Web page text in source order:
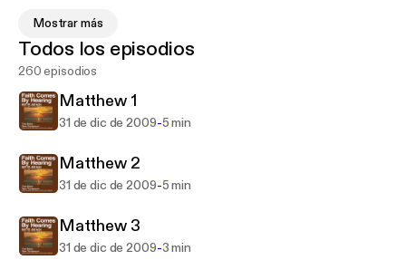
effects. For a list of other available languages go to
our website athttp://FaithComesByHearing.com
The mission of Faith Comes By Hearing is to bring
His Church together and make disciples from every
nation, tribe, language, and people: to give every
the New Testament in their heart language.
Mostrar más
Todos los episodios
260 episodios
Matthew 1
31 de dic de 2009-5 min
Matthew 2
31 de dic de 2009-5 min
Matthew 3
31 de dic de 2009-3 min